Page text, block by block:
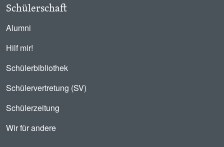
Schülerschaft
Alumni
Hilf mir!
Schülerbibliothek
Schülervertretung (SV)
Schülerzeitung
Wir für andere